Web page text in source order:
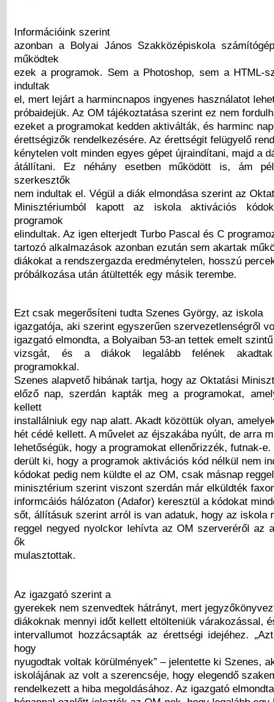
Információink szerint
azonban a Bolyai János Szakközépiskola
működtek
ezek a programok. Sem a Photoshop, sem a HTML-
indultak
el, mert lejárt a harmincnapos ingyenes használatot
próbaidejük. Az OM tájékoztatása szerint ez nem
ezeket a programokat kedden aktiválták, és harminc
érettségizők rendelkezésére. Az érettségit felügyelő
kénytelen volt minden egyes gépet újraindítani, majd a
átállítani. Ez néhány esetben működött is, ám
szerkesztők
nem indultak el. Végül a diák elmondása szerint az
Minisztériumból kapott az iskola aktivációs
programok
elindultak. Az igen elterjedt Turbo Pascal és C
tartozó alkalmazások azonban ezután sem akartak
diákokat a rendszergazda eredménytelen, hosszú
próbálkozása után átültették egy másik terembe.
Ezt csak megerősíteni tudta Szenes György, az iskola
igazgatója, aki szerint egyszerűen szervezetlenségről
igazgató elmondta, a Bolyaiban 53-an tettek emelt
vizsgát, és a diákok legalább felének
programokkal.
Szenes alapvető hibának tartja, hogy az Oktatási
előző nap, szerdán kapták meg a programokat,
kellett
installálniuk egy nap alatt. Akadt közöttük olyan,
hét cédé kellett. A művelet az éjszakába nyúlt, de arra
lehetőségük, hogy a programokat ellenőrizzék, futnak-
derült ki, hogy a programok aktivációs kód nélkül nem
kódokat pedig nem küldte el az OM, csak másnap
minisztérium szerint viszont szerdán már elküldték
informcáiós hálózaton (Adafor) keresztül a kódokat
sőt, állításuk szerint arról is van adatuk, hogy az iskola
reggel negyed nyolckor lehívta az OM szerveréről az
ők
mulasztottak.
Az igazgató szerint a
gyerekek nem szenvedtek hátrányt, mert
diákoknak mennyi időt kellett eltölteniük várakozással,
intervallumot hozzácsapták az érettségi idejéhez.
hogy
nyugodtak voltak körülmények” – jelentette ki Szenes,
iskolájának az volt a szerencséje, hogy elegendő
rendelkezett a hiba megoldásához. Az igazgató